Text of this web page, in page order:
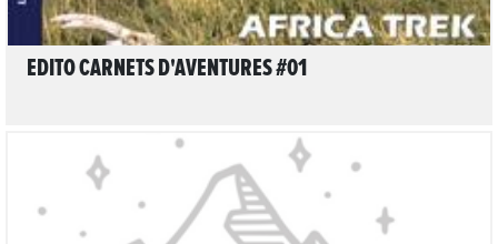
EDITO CARNETS D'AVENTURES #01